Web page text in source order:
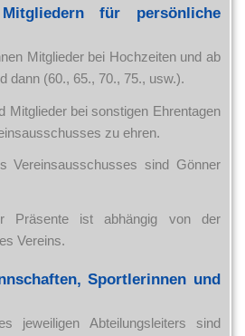
für persönliche
Mitglieder bei Hochzeiten und ab
dann (60., 65., 70., 75., usw.).
Mitglieder bei sonstigen Ehrentagen
zu ehren.
Vereinsausschusses sind Gönner
ist abhängig von der
Vereins.
Sportlerinnen und
jeweiligen Abteilungsleiters sind